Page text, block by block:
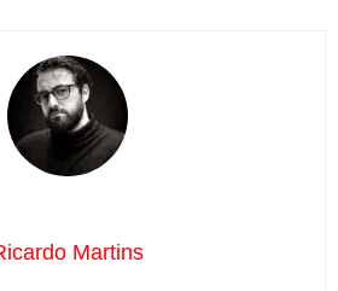
Martins